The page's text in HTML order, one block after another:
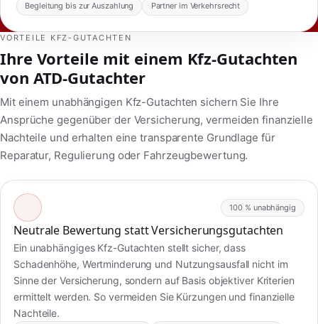
Begleitung bis zur Auszahlung Partner im Verkehrsrecht
VORTEILE KFZ-GUTACHTEN
Ihre Vorteile mit einem Kfz-Gutachten
von ATD-Gutachter
Mit einem unabhängigen Kfz-Gutachten sichern Sie Ihre
Ansprüche gegenüber der Versicherung, vermeiden finanzielle
Nachteile und erhalten eine transparente Grundlage für
Reparatur, Regulierung oder Fahrzeugbewertung.
100 % unabhängig
Neutrale Bewertung statt Versicherungsgutachten
Ein unabhängiges Kfz-Gutachten stellt sicher, dass
Schadenhöhe, Wertminderung und Nutzungsausfall nicht im
Sinne der Versicherung, sondern auf Basis objektiver Kriterien
ermittelt werden. So vermeiden Sie Kürzungen und finanzielle
Nachteile.